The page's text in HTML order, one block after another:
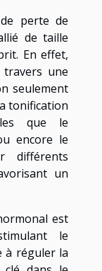
perte de
de taille
En effet,
une
seulement
tonification
que le
encore le
différents
un
est
le
à réguler la